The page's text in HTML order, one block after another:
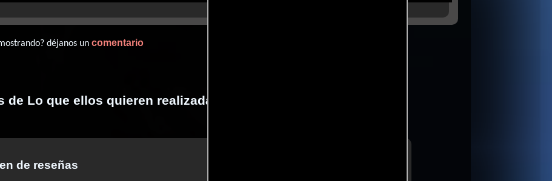
déjanos uncomentario
de Lo que ellos quieren realizadas por profesionales
de reseñas